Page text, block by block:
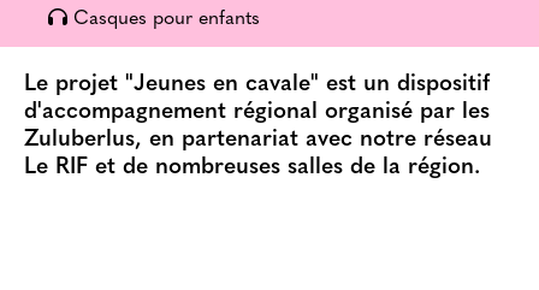
Casques pour enfants
Le projet "Jeunes en cavale" est un dispositif
d'accompagnement régional organisé par les
Zuluberlus, en partenariat avec notre réseau
Le RIF et de nombreuses salles de la région.